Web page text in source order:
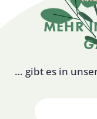
MEHR
… gibt es in